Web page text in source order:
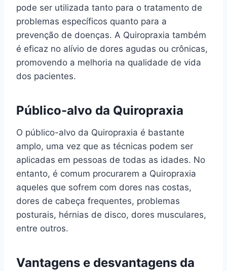
pode ser utilizada tanto para o tratamento de
problemas específicos quanto para a
prevenção de doenças. A Quiropraxia também
é eficaz no alívio de dores agudas ou crônicas,
promovendo a melhoria na qualidade de vida
dos pacientes.
Público-alvo da Quiropraxia
O público-alvo da Quiropraxia é bastante
amplo, uma vez que as técnicas podem ser
aplicadas em pessoas de todas as idades. No
entanto, é comum procurarem a Quiropraxia
aqueles que sofrem com dores nas costas,
dores de cabeça frequentes, problemas
posturais, hérnias de disco, dores musculares,
entre outros.
Vantagens e desvantagens da